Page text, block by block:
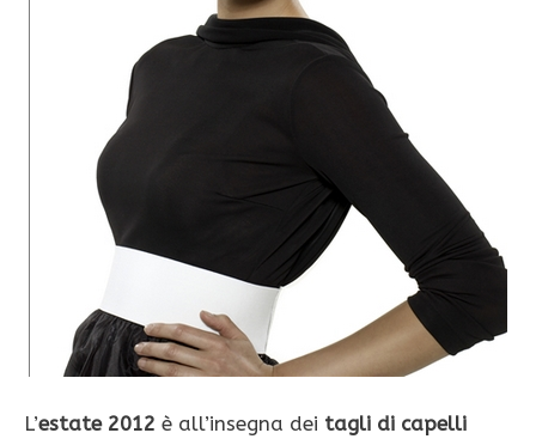
L’estate 2012 è all’insegna dei tagli di capelli